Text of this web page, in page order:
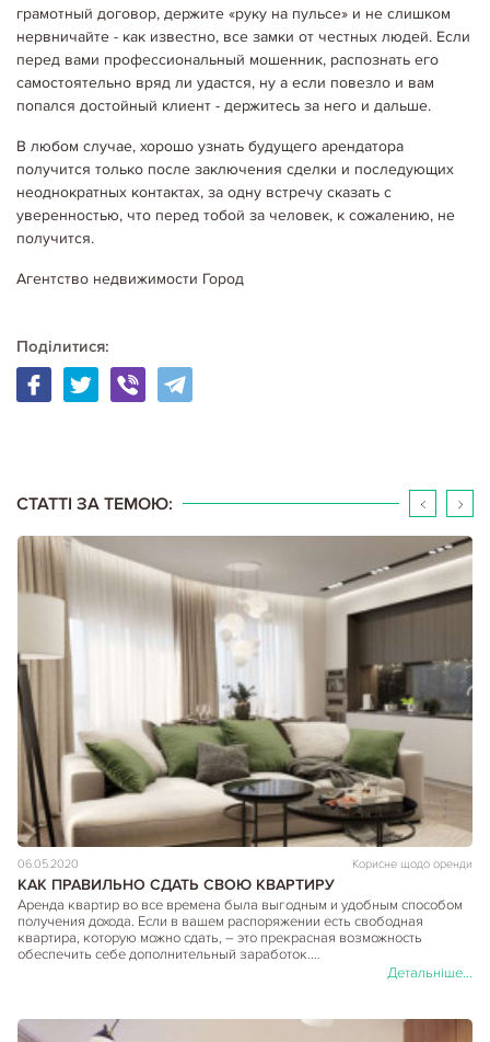
грамотный договор, держите «руку на пульсе» и не слишком
нервничайте - как известно, все замки от честных людей. Если
перед вами профессиональный мошенник, распознать его
самостоятельно вряд ли удастся, ну а если повезло и вам
попался достойный клиент - держитесь за него и дальше.
В любом случае, хорошо узнать будущего арендатора
получится только после заключения сделки и последующих
неоднократных контактах, за одну встречу сказать с
уверенностью, что перед тобой за человек, к сожалению, не
получится.
Агентство недвижимости Город
Поділитися:
СТАТТІ ЗА ТЕМОЮ:
06.05.2020
АРЕНДА И ПРОДАЖА НЕДВИЖИМОСТИ. НОВЫЕ ПРАВИЛА
Детальніше...
06.05.2020 Корисне щодо оренди
КАК ПРАВИЛЬНО СДАТЬ СВОЮ КВАРТИРУ
Аренда квартир во все времена была выгодным и удобным способом
получения дохода. Если в вашем распоряжении есть свободная
квартира, которую можно сдать, – это прекрасная возможность
обеспечить себе дополнительный заработок.…
Детальніше...